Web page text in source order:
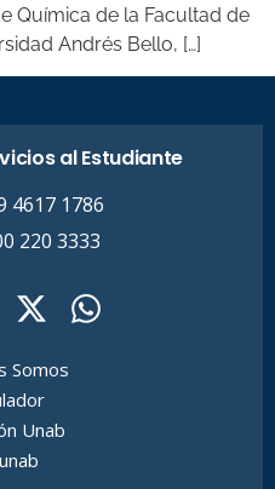
Química de la Facultad de
Andrés Bello, […]